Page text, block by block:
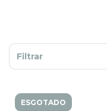
Filtrar
ESGOTADO